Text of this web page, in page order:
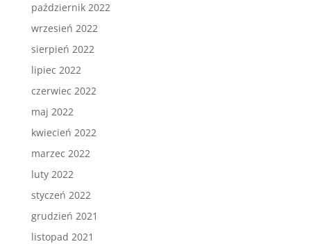
październik 2022
wrzesień 2022
sierpień 2022
lipiec 2022
czerwiec 2022
maj 2022
kwiecień 2022
marzec 2022
luty 2022
styczeń 2022
grudzień 2021
listopad 2021